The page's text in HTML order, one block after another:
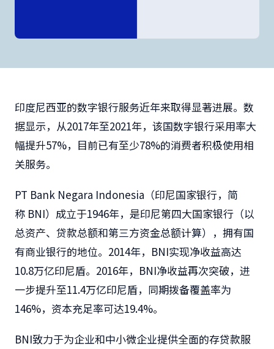
印度尼西亚的数字银行服务近年来取得显著进展。数
据显示，从2017年至2021年，该国数字银行采用率大
幅提升57%，目前已有至少78%的消费者积极使用相
关服务。
PT Bank Negara Indonesia（印尼国家银行，简
称 BNI）成立于1946年，是印尼第四大国家银行（以
总资产、贷款总额和第三方资金总额计算），拥有国
有商业银行的地位。2014年，BNI实现净收益高达
10.8万亿印尼盾。2016年，BNI净收益再次突破，进
一步提升至11.4万亿印尼盾，同期拨备覆盖率为
146%，资本充足率可达19.4%。
BNI致力于为企业和中小微企业提供全面的存贷款服